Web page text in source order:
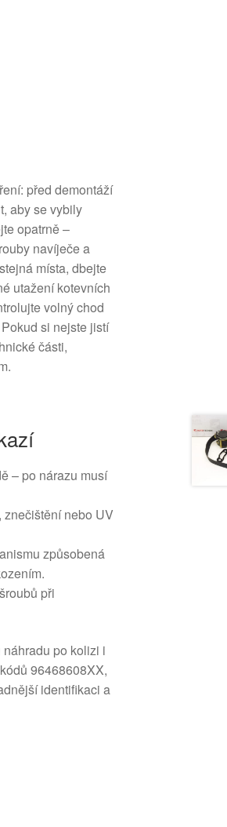
před demontáží
aby se vybily
opatrně –
navíječe a
místa, dbejte
utažení kotevních
volný chod
si nejste jistí
části,
– po nárazu musí
nebo UV
způsobená
při
po kolizi i
96468608XX,
identifikaci a